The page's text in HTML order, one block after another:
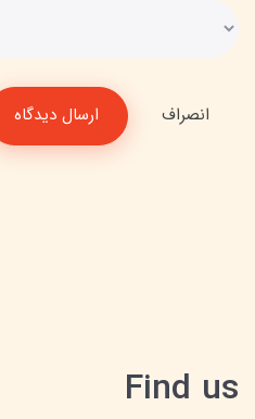
ارسال دیدگاه انصراف
Find us